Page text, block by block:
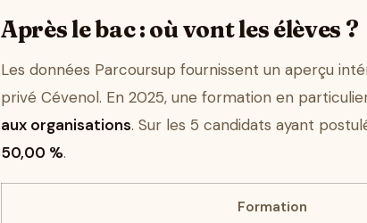
Après le bac : où vont les élèves ?
Les données Parcoursup fournissent un aperçu
privé Cévenol. En 2025, une formation en
aux organisations. Sur les 5 candidats ayant
50,00 %.
Formation